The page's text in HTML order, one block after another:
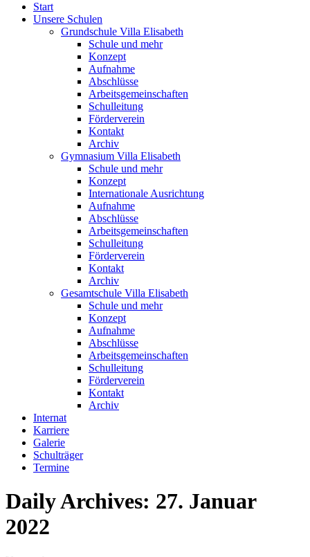
Start
Unsere Schulen
Grundschule Villa Elisabeth
Schule und mehr
Konzept
Aufnahme
Abschlüsse
Arbeitsgemeinschaften
Schulleitung
Förderverein
Kontakt
Archiv
Gymnasium Villa Elisabeth
Schule und mehr
Konzept
Internationale Ausrichtung
Aufnahme
Abschlüsse
Arbeitsgemeinschaften
Schulleitung
Förderverein
Kontakt
Archiv
Gesamtschule Villa Elisabeth
Schule und mehr
Konzept
Aufnahme
Abschlüsse
Arbeitsgemeinschaften
Schulleitung
Förderverein
Kontakt
Archiv
Internat
Karriere
Galerie
Schulträger
Termine
Daily Archives: 27. Januar
2022